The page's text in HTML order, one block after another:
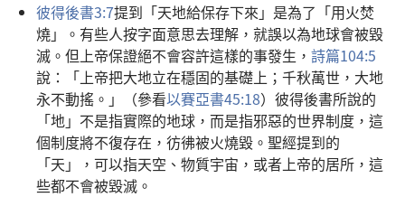
彼得後書3:7提到「天地給保存下來」是為了「用火焚
燒」。有些人按字面意思去理解，就誤以為地球會被毀
滅。但上帝保證絕不會容許這樣的事發生， 詩篇104:5
說：「上帝把大地立在穩固的基礎上；千秋萬世，大地
永不動搖。」（參看以賽亞書45:18）彼得後書所說的
「地」不是指實際的地球，而是指邪惡的世界制度，這
個制度將不復存在，彷彿被火燒毀。聖經提到的
「天」，可以指天空、物質宇宙，或者上帝的居所，這
些都不會被毀滅。